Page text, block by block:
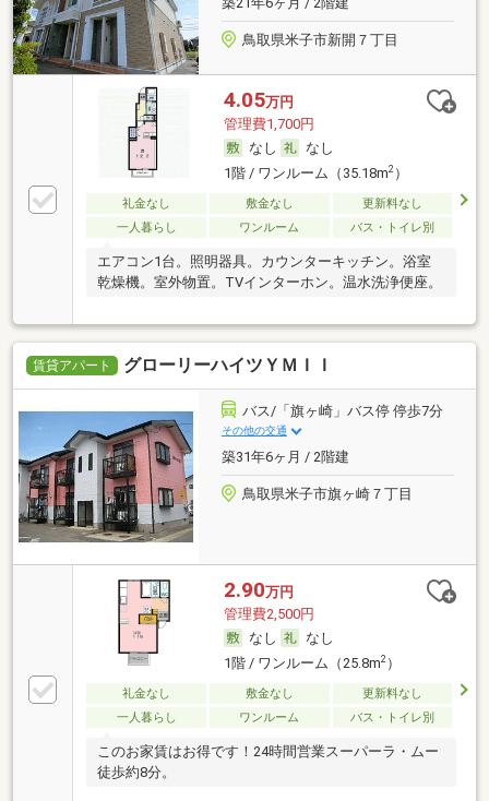
鳥取県米子市新開７丁目
4.05万円
管理費1,700円
なし
なし
1階 / ワンルーム（35.18m2）
礼金なし 敷金なし
更新料なし
一人暮らし
ワンルーム バス・トイレ別
エアコン1台。照明器具。カウンターキッチン。浴室
乾燥機。室外物置。TVインターホン。温水洗浄便座。
賃貸アパート グローリーハイツＹＭＩＩ
バス/「旗ヶ崎」バス停 停歩7分
その他の交通
築31年6ヶ月 / 2階建
鳥取県米子市旗ヶ崎７丁目
2.90万円
管理費2,500円
なし
なし
1階 / ワンルーム（25.8m2）
礼金なし 敷金なし
更新料なし
一人暮らし
ワンルーム バス・トイレ別
このお家賃はお得です！24時間営業スーパーラ・ムー
徒歩約8分。